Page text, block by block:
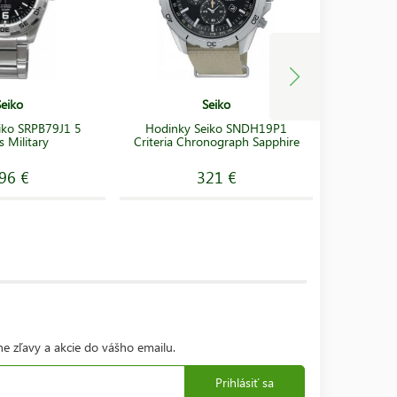
SRPB79J1 5
Military
€
Seiko
Hodinky Seiko SNDH19P1
Criteria Chronograph Sapphire
321 €
zľavy a akcie do vášho emailu.
Prihlásiť sa